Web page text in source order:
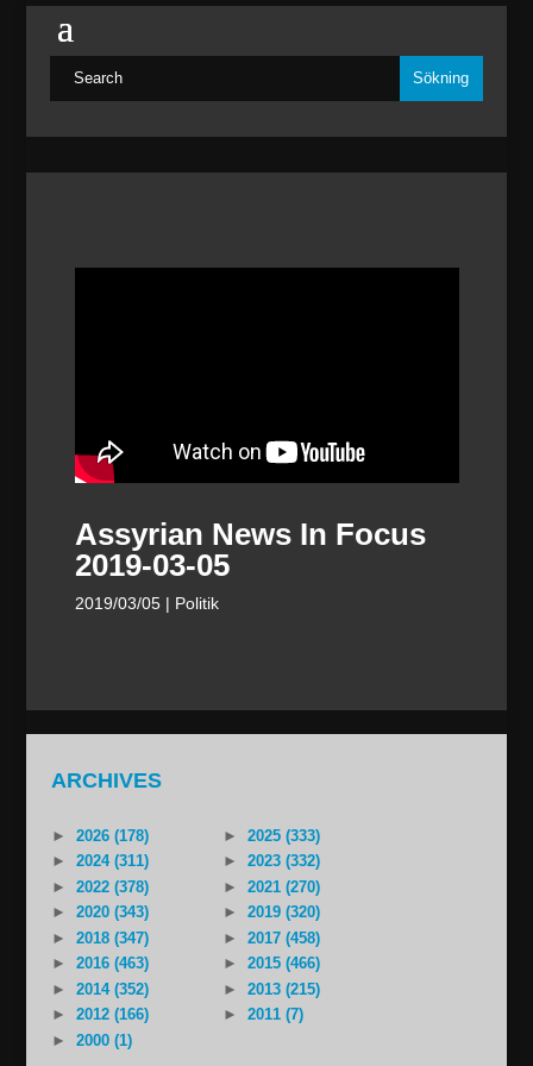
Assyrian News In Focus
2019-03-05
2019/03/05| Politik
ARCHIVES
► 2026 (178) ►
2025 (333)
►
2024 (311) ►
2023 (332)
►
2022 (378) ►
2021 (270)
►
2020 (343) ►
2019 (320)
►
2018 (347) ►
2017 (458)
►
2016 (463) ►
2015 (466)
►
2014 (352) ►
2013 (215)
►
2012 (166) ►
2011 (7)
►
2000 (1)